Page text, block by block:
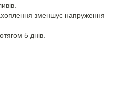
зменшує напруження
5 днів.